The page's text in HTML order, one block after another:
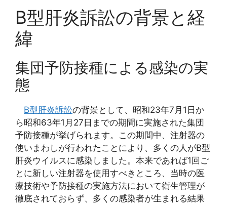
B型肝炎訴訟の背景と経
緯
集団予防接種による感染の実
態
B型肝炎訴訟の背景として、昭和23年7月1日か
ら昭和63年1月27日までの期間に実施された集団
予防接種が挙げられます。この期間中、注射器の
使いまわしが行われたことにより、多くの人がB型
肝炎ウイルスに感染しました。本来であれば1回ご
とに新しい注射器を使用すべきところ、当時の医
療技術や予防接種の実施方法において衛生管理が
徹底されておらず、多くの感染者が生まれる結果